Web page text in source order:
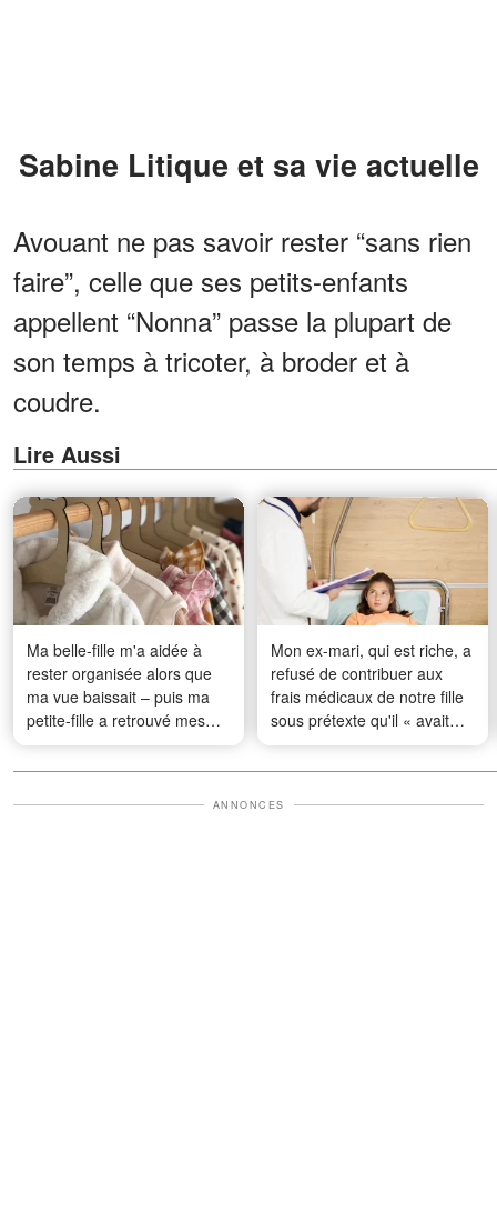
Sabine Litique et sa vie actuelle
Avouant ne pas savoir rester “sans rien
faire”, celle que ses petits-enfants
appellent “Nonna” passe la plupart de
son temps à tricoter, à broder et à
coudre.
Lire Aussi
Ma belle-fille m'a aidée à
rester organisée alors que
ma vue baissait – puis ma
petite-fille a retrouvé mes
papiers disparus dans son
placard
Mon ex-mari, qui est riche, a
refusé de contribuer aux
frais médicaux de notre fille
sous prétexte qu'il « avait
déjà fondé une nouvelle
famille » – Mais le karma l'a
ANNONCES